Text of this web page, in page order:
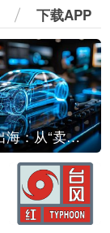
下载APP
中国汽车出海：从“卖出去”到“走进去”